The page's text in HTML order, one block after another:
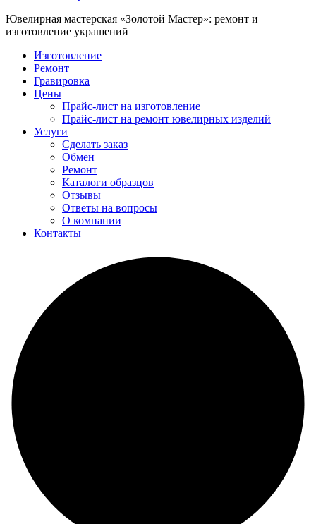
Ювелирная мастерская «Золотой Мастер»: ремонт и
изготовление украшений
Изготовление
Ремонт
Гравировка
Цены
Прайс-лист на изготовление
Прайс-лист на ремонт ювелирных изделий
Услуги
Сделать заказ
Обмен
Ремонт
Каталоги образцов
Отзывы
Ответы на вопросы
О компании
Контакты